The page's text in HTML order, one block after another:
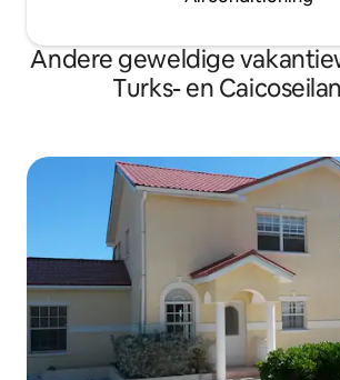
Andere geweldige
Turks- en